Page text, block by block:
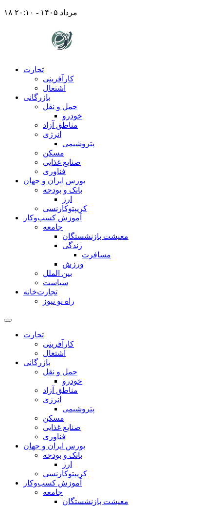
۱۸ مرداد ۱۴۰۵ - ۲۰:۱۰
تجارت
کارآفرینی
اشتغال
بازرگانی
حمل و نقل
خودرو
مناطق آزاد
انرژی
پتروشیمی
مسکن
صنایع غذایی
فناوری
بورس ایران و جهان
بانک و بودجه
ارز
کریپتوکارنسی
آموزش کسب‌وکار
جامعه
معیشت بازنشستگان
زندگی
مسافرت
ورزش
بین الملل
سیاست
تجارت‌خانه
راه نو نیوز
تجارت
کارآفرینی
اشتغال
بازرگانی
حمل و نقل
خودرو
مناطق آزاد
انرژی
پتروشیمی
مسکن
صنایع غذایی
فناوری
بورس ایران و جهان
بانک و بودجه
ارز
کریپتوکارنسی
آموزش کسب‌وکار
جامعه
معیشت بازنشستگان